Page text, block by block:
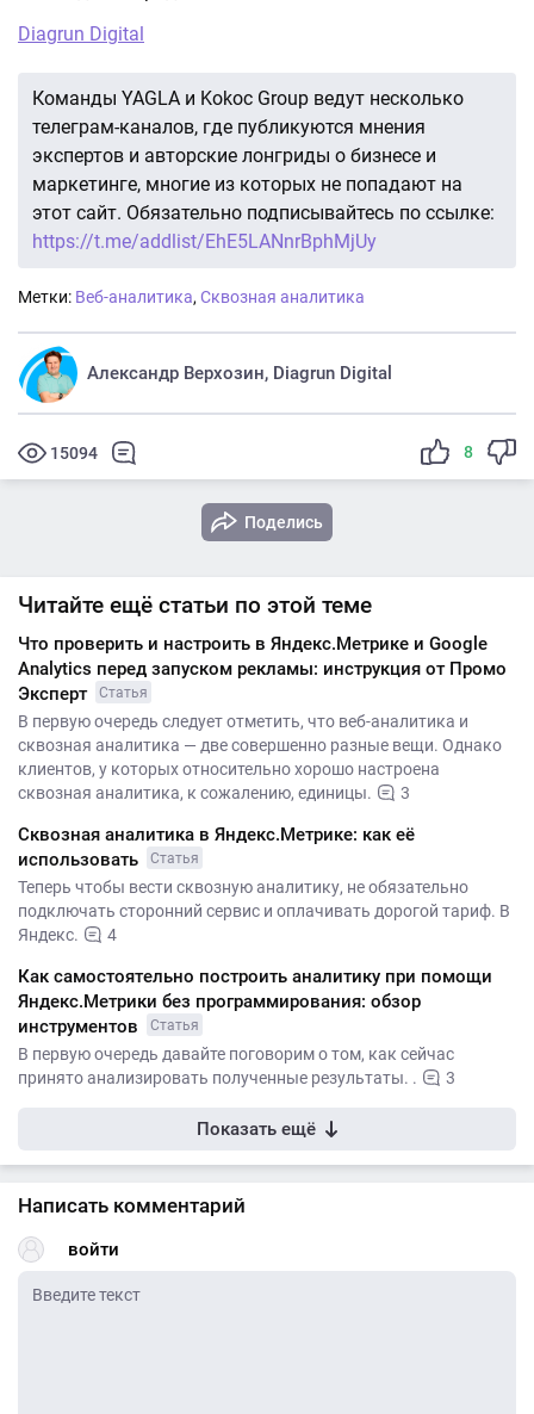
Diagrun Digital
Команды YAGLA и Kokoc Group ведут несколько
телеграм-каналов, где публикуются мнения
экспертов и авторские лонгриды о бизнесе и
маркетинге, многие из которых не попадают на
этот сайт. Обязательно подписывайтесь по ссылке:
https://t.me/addlist/EhE5LANnrBphMjUy
Метки: Веб-аналитика, Сквозная аналитика
Александр Верхозин, Diagrun Digital
15094 8
Поделись
Читайте ещё статьи по этой теме
Что проверить и настроить в Яндекс.Метрике и Google
Analytics перед запуском рекламы: инструкция от Промо
Эксперт
Статья
В первую очередь следует отметить, что веб-аналитика и
сквозная аналитика — две совершенно разные вещи. Однако
клиентов, у которых относительно хорошо настроена
сквозная аналитика, к сожалению, единицы.
3
Сквозная аналитика в Яндекс.Метрике: как её
использовать
Статья
Теперь чтобы вести сквозную аналитику, не обязательно
подключать сторонний сервис и оплачивать дорогой тариф. В
Яндекс.
4
Как самостоятельно построить аналитику при помощи
Яндекс.Метрики без программирования: обзор
инструментов
Статья
В первую очередь давайте поговорим о том, как сейчас
принято анализировать полученные результаты. .
3
Показать ещё
Написать комментарий
войти